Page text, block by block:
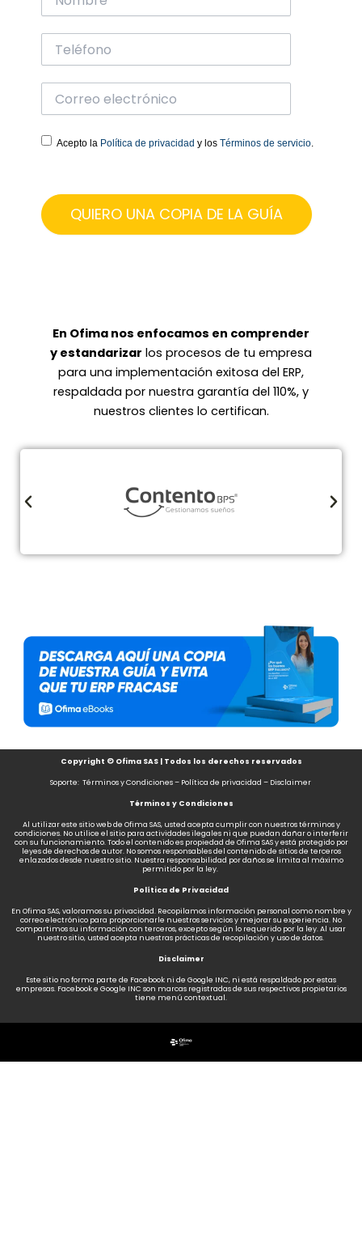
Acepto la Política de privacidad y los Términos de servicio.
En Ofima nos enfocamos en comprender
y estandarizar los procesos de tu empresa
para una implementación exitosa del ERP,
respaldada por nuestra garantía del 110%, y
nuestros clientes lo certifican.
Copyright © Ofima SAS | Todos los derechos reservados
Soporte: Términos y Condiciones – Política de privacidad – Disclaimer
Términos y Condiciones
Al utilizar este sitio web de Ofima SAS, usted acepta cumplir con nuestros términos y
condiciones. No utilice el sitio para actividades ilegales ni que puedan dañar o interferir
con su funcionamiento. Todo el contenido es propiedad de Ofima SAS y está protegido por
leyes de derechos de autor. No somos responsables del contenido de sitios de terceros
enlazados desde nuestro sitio. Nuestra responsabilidad por daños se limita al máximo
permitido por la ley.
Política de Privacidad
En Ofima SAS, valoramos su privacidad. Recopilamos información personal como nombre y
correo electrónico para proporcionarle nuestros servicios y mejorar su experiencia. No
compartimos su información con terceros, excepto según lo requerido por la ley. Al usar
nuestro sitio, usted acepta nuestras prácticas de recopilación y uso de datos.
Disclaimer
Este sitio no forma parte de Facebook ni de Google INC, ni está respaldado por estas
empresas. Facebook e Google INC son marcas registradas de sus respectivos propietarios
tiene menú contextual.